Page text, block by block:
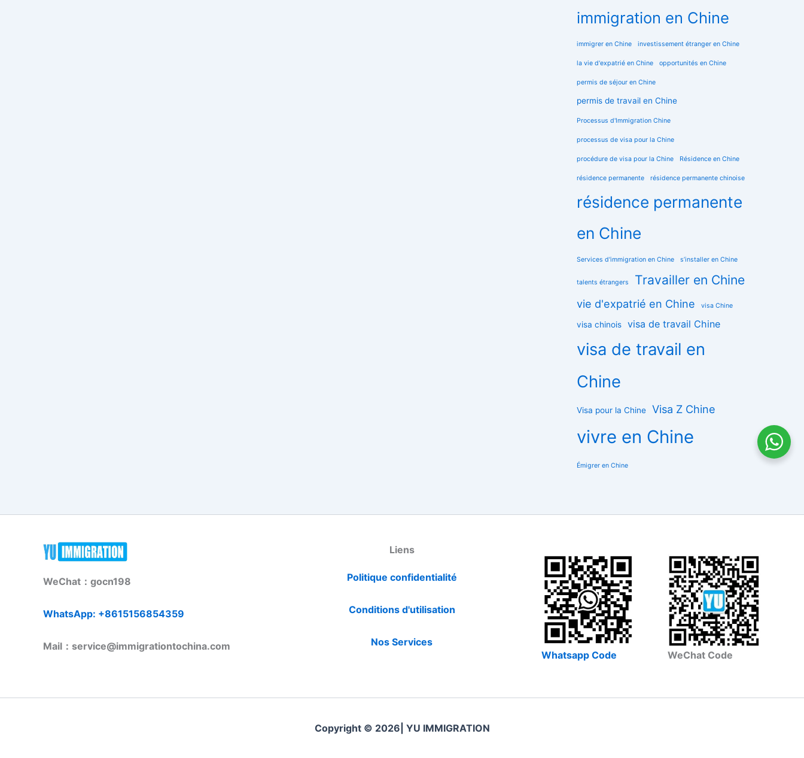
immigration en Chine
immigrer en Chine investissement étranger en Chine
la vie d'expatrié en Chine opportunités en Chine
permis de séjour en Chine
permis de travail en Chine
Processus d'Immigration Chine
processus de visa pour la Chine
procédure de visa pour la Chine Résidence en Chine
résidence permanente résidence permanente chinoise
résidence permanente
en Chine
Services d'immigration en Chine s’installer en Chine
talents étrangers Travailler en Chine
vie d'expatrié en Chine visa Chine
visa chinois visa de travail Chine
visa de travail en
Chine
Visa pour la Chine Visa Z Chine
vivre en Chine
Émigrer en Chine
WeChat：gocn198
WhatsApp: +8615156854359
Mail：service@immigrationtochina.com
Liens
Politique confidentialité
Conditions d'utilisation
Nos Services
Whatsapp Code
WeChat Code
Copyright © 2026| YU IMMIGRATION